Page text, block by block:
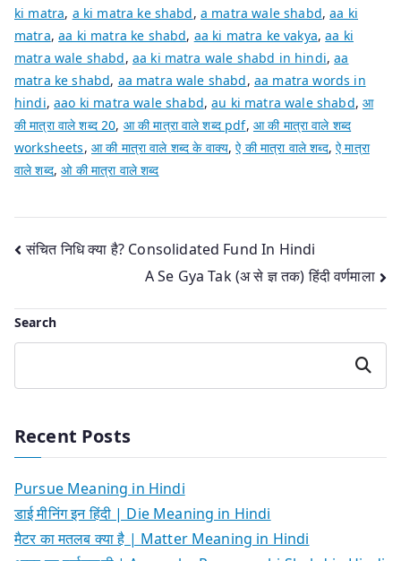
ki matra, a ki matra ke shabd, a matra wale shabd,aa ki
matra,aa ki matra ke shabd, aa ki matra ke vakya,aa ki
matra wale shabd, aa ki matra wale shabd in hindi,aa
matra ke shabd, aa matra wale shabd, aa matra words in
hindi,aao ki matra wale shabd,au ki matra wale shabd,आ
की मात्रा वाले शब्द 20, आ की मात्रा वाले शब्द pdf, आ की मात्रा वाले शब्द
worksheets, आ की मात्रा वाले शब्द के वाक्य,ऐ की मात्रा वाले शब्द,ऐ मात्रा
वाले शब्द,ओ की मात्रा वाले शब्द
Post
navigation
संचित निधि क्या है? Consolidated Fund In Hindi
A Se Gya Tak (अ से ज्ञ तक) हिंदी वर्णमाला
Search
Search
Recent Posts
Pursue Meaning in Hindi
डाई मीनिंग इन हिंदी | Die Meaning in Hindi
मैटर का मतलब क्या है | Matter Meaning in Hindi